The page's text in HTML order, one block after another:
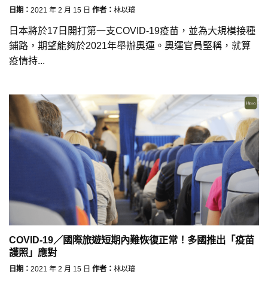
日期： 2021 年 2 月 15 日 作者： 林以璿
日本將於17日開打第一支COVID-19疫苗，並為大規模接種
鋪路，期望能夠於2021年舉辦奧運。奧運官員堅稱，就算
疫情持...
COVID-19／國際旅遊短期內難恢復正常！多國推出「疫苗
護照」應對
日期： 2021 年 2 月 15 日 作者： 林以璿